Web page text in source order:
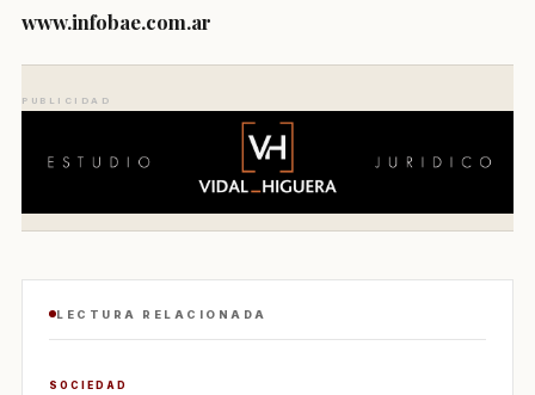
www.infobae.com.ar
PUBLICIDAD
LECTURA RELACIONADA
SOCIEDAD